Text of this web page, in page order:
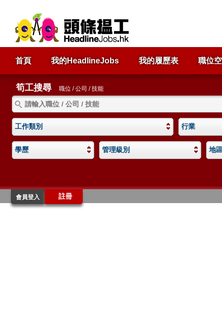
首頁 我的HeadlineJobs 我的履歷表 職位
筍工搜尋 職位 / 公司 / 技能
工作類別 行業
學歷 管理級別 地
會員登入 註冊